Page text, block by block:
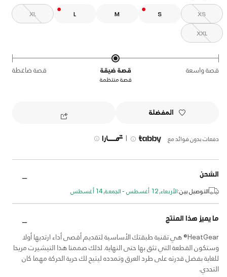
XS
S
M
L
XL
XXL
قصة واسعة قصة ضيقة قصة ضاغطة
قصة منتظمة
المفضلة
دفعات بدون فوائد مع |
الشحن
التوصيل بين:الأربعاء, 12 أغسطس - الجمعة, 14 أغسطس
ما يميز هذا المنتج
HeatGear® هي تقنية طبقتك الأساسية لتقديم أقصى أداء ارتديها أولا
وستكون القطعة التي تثق بها حتى النهاية. لذلك صممنا هذا التيشيرت مريحا
للغاية بفضل قدرته على طرد العرق وتمدده ليتيح لك حرية الحركة مهما كان
التحدي.